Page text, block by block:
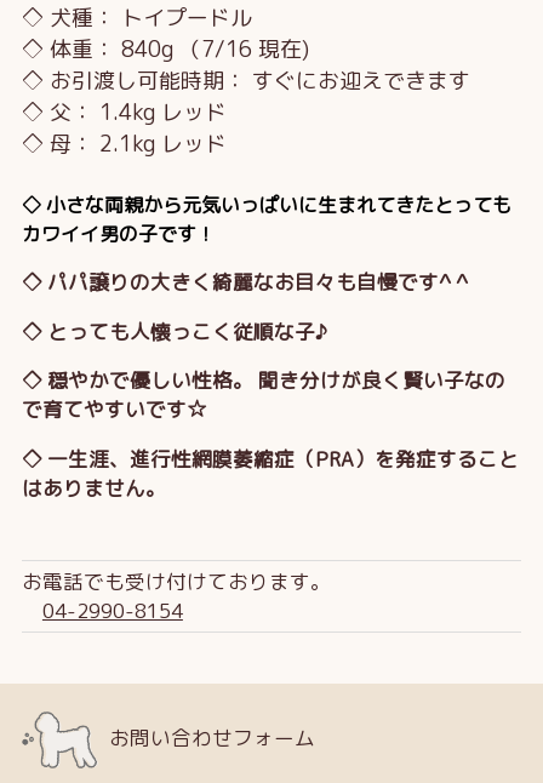
◇ 犬種： トイプードル
◇ 体重： 840g （7/16 現在)
◇ お引渡し可能時期： すぐにお迎えできます
◇ 父： 1.4kg レッド
◇ 母： 2.1kg レッド
◇ 小さな両親から元気いっぱいに生まれてきたとっても
カワイイ男の子です！
◇ パパ譲りの大きく綺麗なお目々も自慢です^ ^
◇ とっても人懐っこく従順な子♪
◇ 穏やかで優しい性格。 聞き分けが良く賢い子なの
で育てやすいです☆
◇ 一生涯、進行性網膜萎縮症（PRA）を発症すること
はありません。
お電話でも受け付けております。
04-2990-8154
お問い合わせフォーム